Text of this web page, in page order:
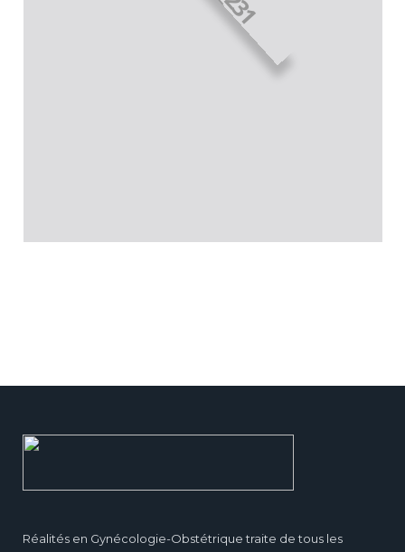
Réalités en Gynécologie-Obstétrique traite de tous les